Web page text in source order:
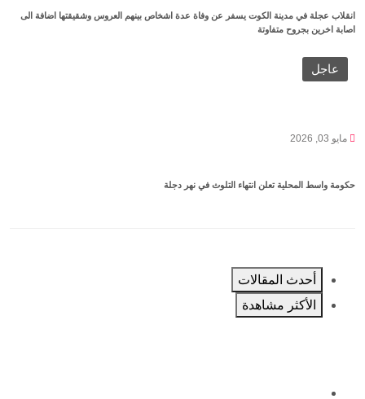
انقلاب عجلة في مدينة الكوت يسفر عن وفاة عدة اشخاص بينهم العروس وشقيقتها اضافة الى
اصابة اخرين بجروح متفاوتة
عاجل
مايو 03, 2026
حكومة واسط المحلية تعلن انتهاء التلوث في نهر دجلة
أحدث المقالات
الأكثر مشاهدة